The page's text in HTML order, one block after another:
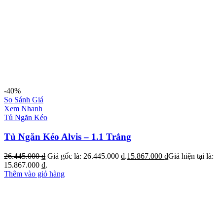
-40%
So Sánh Giá
Xem Nhanh
Tủ Ngăn Kéo
Tủ Ngăn Kéo Alvis – 1.1 Trắng
26.445.000₫ Giá gốc là: 26.445.000 ₫.15.867.000 ₫Giá hiện tại là:
15.867.000 ₫.
Thêm vào giỏ hàng